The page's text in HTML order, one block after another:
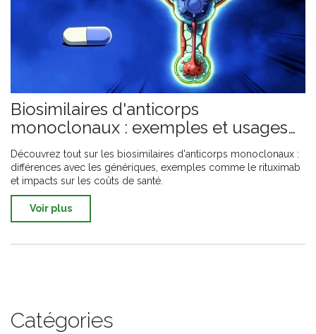
Biosimilaires d'anticorps
monoclonaux : exemples et usages
cliniques
Découvrez tout sur les biosimilaires d'anticorps monoclonaux :
différences avec les génériques, exemples comme le rituximab
et impacts sur les coûts de santé.
Voir plus
Catégories